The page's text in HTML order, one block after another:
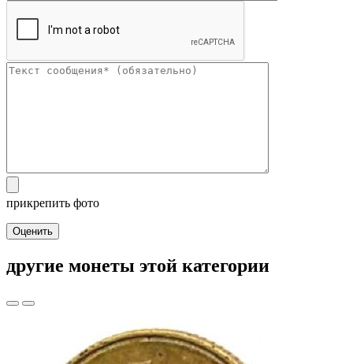
прикрепить фото
Оценить
другие монеты этой категории